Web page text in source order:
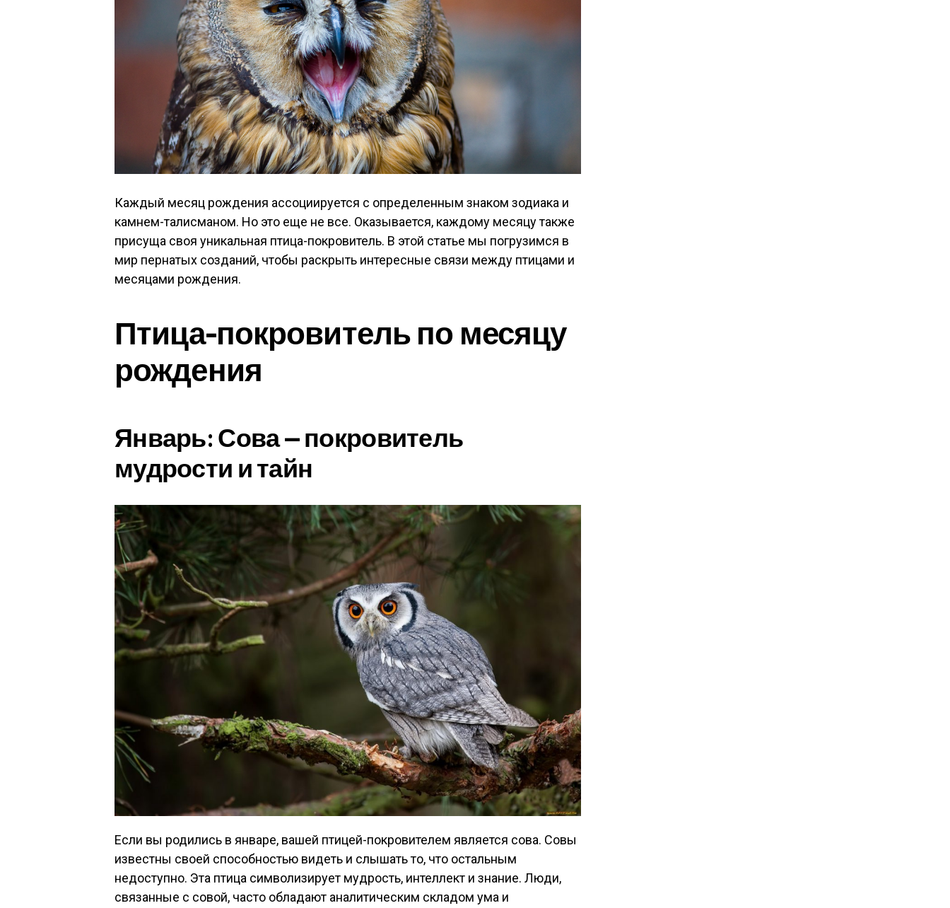
Каждый месяц рождения ассоциируется с определенным знаком зодиака и
камнем-талисманом. Но это еще не все. Оказывается, каждому месяцу также
присуща своя уникальная птица-покровитель. В этой статье мы погрузимся в
мир пернатых созданий, чтобы раскрыть интересные связи между птицами и
месяцами рождения.
Птица-покровитель по месяцу
рождения
Январь: Сова — покровитель
мудрости и тайн
Если вы родились в январе, вашей птицей-покровителем является сова. Совы
известны своей способностью видеть и слышать то, что остальным
недоступно. Эта птица символизирует мудрость, интеллект и знание. Люди,
связанные с совой, часто обладают аналитическим складом ума и